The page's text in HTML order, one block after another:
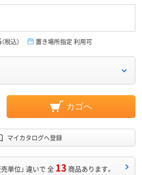
（税込） 置き場所指定 利用可
カゴへ
マイカタログへ登録
売単位」 違いで 全 13 商品あります。